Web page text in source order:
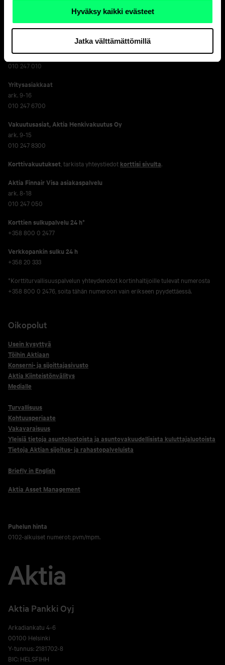
Hyväksy kaikki evästeet
Jatka välttämättömillä
Asiakaspalvelu
ark. 8-18
010 247 010
Yritysasiakkaat
ark. 9-16
010 247 6700
Vakuutusasiat, Aktia Henkivakuutus Oy
ark. 9-15
010 247 8300
Korttivakuutukset , tarkista yhteystiedot korttisi sivulta.
Aktia Finnair Visa asiakaspalvelu
ark. 8-18
010 247 050
Korttien sulkupalvelu 24 h*
+358 800 0 2477
Verkko­pankin sulku 24 h
+358 20 333
*Korttiturvallisuuspalvelun yhteydenotot kortinhaltijoille tulevat numerosta
+358 800 0 2476, soita tähän numeroon vain erikseen pyydettäessä.
Oikopolut
Usein kysyttyä
Töihin Aktiaan
Konserni- ja sijoittajasivusto
Aktia Kiinteistönvälitys
Medialle
Turvallisuus
Kohtuusperiaate
Vakavaraisuus
Yleisiä tietoja asuntoluotoista ja asuntovakuudellisista kuluttajaluotoista
Tietoja Aktian sijoitus- ja rahastopalveluista
Briefly in English
Aktia Asset Management
Puhelun hinta
0102-alkuiset numerot: pvm/mpm.
Aktia Pankki Oyj
Arkadiankatu 4-6
00100 Helsinki
Y-tunnus: 2181702-8
BIC: HELSFIHH